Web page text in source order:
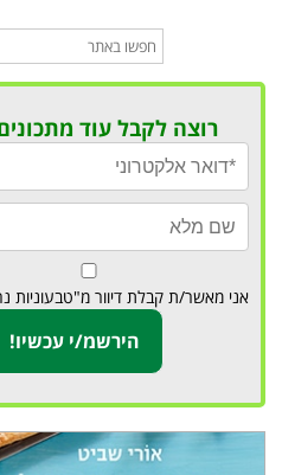
רוצה לקבל עוד
אני מאשר/ת קבלת דיוור מ"טבעוניות